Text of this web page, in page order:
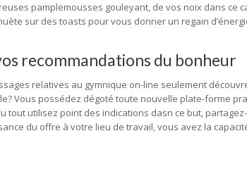
pamplemousses gouleyant, de vos noix dans ce
sur des toasts pour vous donner un regain
recommandations du bonheur
relatives au gymnique on-line seulement
Vous possédez dégoté toute nouvelle plate-forme
tout utilisez point des indications dasn ce but,
du offre à votre lieu de travail, vous avez la